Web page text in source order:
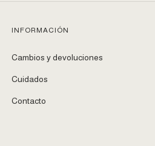
INFORMACIÓN
Cambios y devoluciones
Cuidados
Contacto